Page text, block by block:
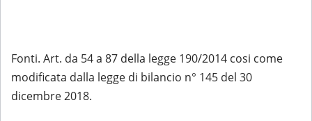
Fonti. Art. da 54 a 87 della legge 190/2014 cosi come
modificata dalla legge di bilancio n° 145 del 30
dicembre 2018.